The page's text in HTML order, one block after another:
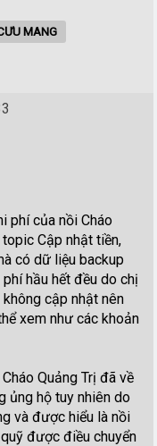
MANG
phí của nồi Cháo
Cập nhật tiền,
có dữ liệu backup
hầu hết đều do chị
cập nhật nên
xem như các khoản
Quảng Trị đã về
ủng hộ tuy nhiên do
và được hiểu là nồi
được điều chuyển